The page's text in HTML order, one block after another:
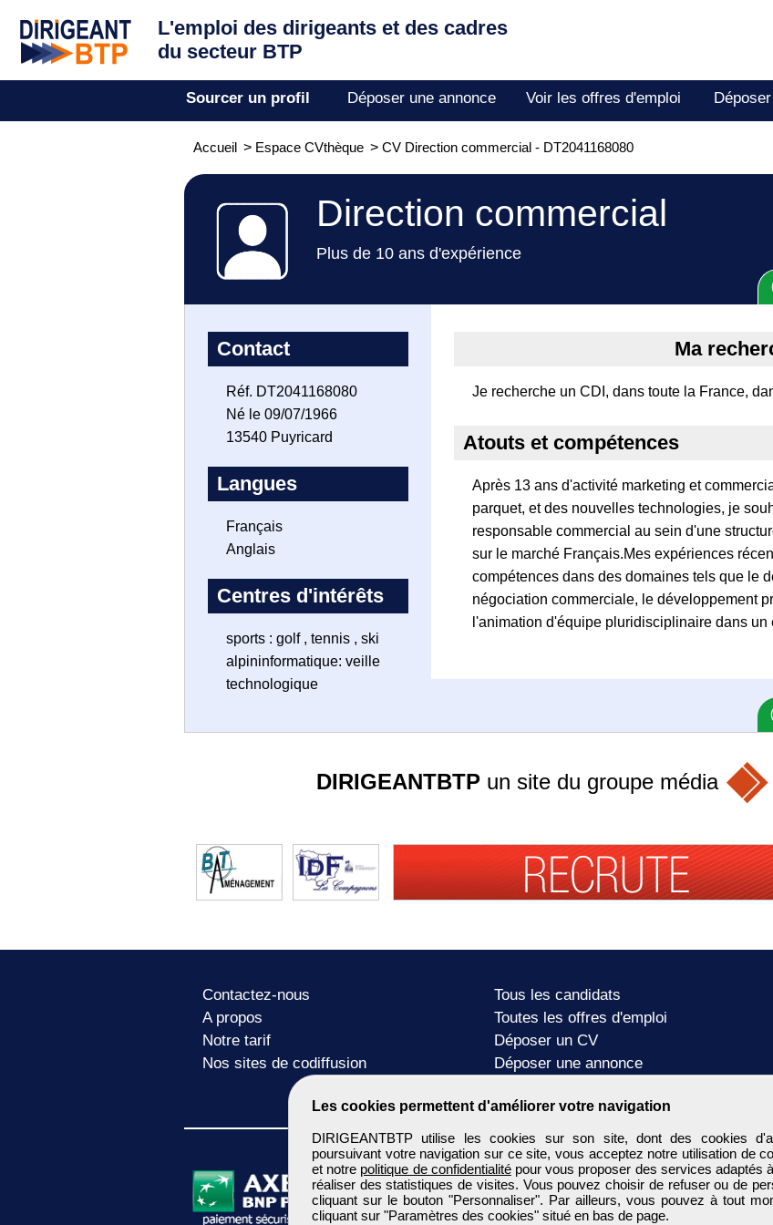
L'emploi des dirigeants et des cadres
du secteur BTP
Sourcer un profil Déposer une annonce Voir les offres d'emploi
Accueil > Espace CVthèque > CV Direction commercial - DT2041168080
Direction commercial
Plus de 10 ans d'expérience
Contact
Réf. DT2041168080
Né le 09/07/1966
13540 Puyricard
Langues
Français
Anglais
Centres d'intérêts
sports : golf , tennis , ski
alpininformatique: veille
technologique
Ma
Je recherche un CDI, dans toute la France,
Atouts et compétences
Après 13 ans d'activité marketing et
parquet, et des nouvelles technologies, je
responsable commercial au sein d'une
sur le marché Français.Mes expériences
compétences dans des domaines tels que le
négociation commerciale, le développement
l'animation d'équipe pluridisciplinaire dans
Les cookies permettent d'améliorer votre navigation
DIRIGEANTBTP utilise les cookies sur son site, dont des cookies
poursuivant votre navigation sur ce site, vous acceptez notre utilisation de
et notre politique de confidentialitépour vous proposer des services adaptés
réaliser des statistiques de visites. Vous pouvez choisir de refuser ou de
cliquant sur le bouton "Personnaliser". Par ailleurs, vous pouvez à tout
cliquant sur "Paramètres des cookies" situé en bas de page.
DIRIGEANTBTPun site du groupe média
Contactez-nous
A propos
Notre tarif
Nos sites de codiffusion
Tous les candidats
Toutes les offres d'emploi
Déposer un CV
Déposer une annonce